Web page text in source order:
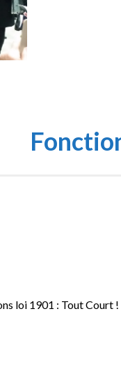
loi 1901 : Tout